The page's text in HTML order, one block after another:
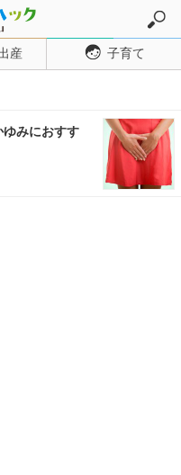
産 子育て
みにおすす